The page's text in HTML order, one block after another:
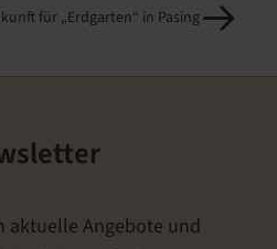
für „Erdgarten“ in Pasing
aktuelle Angebote und